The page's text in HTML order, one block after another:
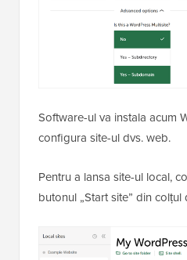
Software-ul va instala acum
configura site-ul dvs. web.
Pentru a lansa site-ul local,
butonul „Start site” din